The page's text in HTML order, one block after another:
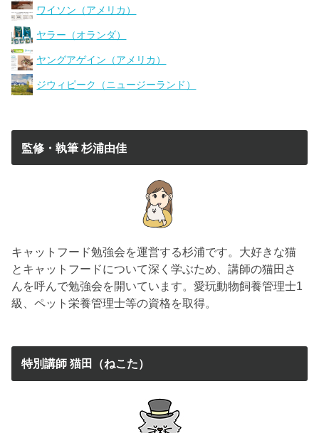
ワイソン（アメリカ）
ヤラー（オランダ）
ヤングアゲイン（アメリカ）
ジウィピーク（ニュージーランド）
監修・執筆 杉浦由佳
キャットフード勉強会を運営する杉浦です。大好きな猫
とキャットフードについて深く学ぶため、講師の猫田さ
んを呼んで勉強会を開いています。愛玩動物飼養管理士1
級、ペット栄養管理士等の資格を取得。
特別講師 猫田（ねこた）